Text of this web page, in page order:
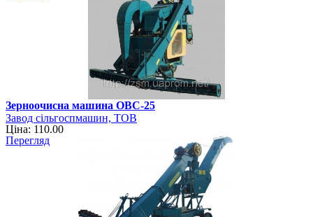
Зерноочисна машина ОВС-25
Завод сільгоспмашин, ТОВ
Ціна: 110.00
Перегляд